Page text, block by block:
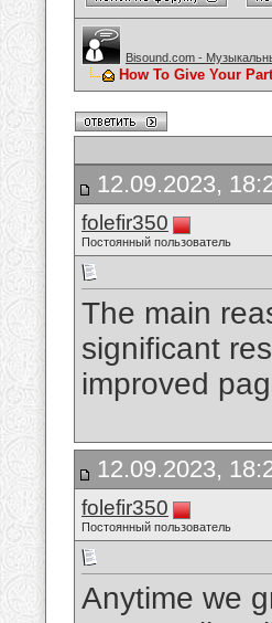
Bisound.com -
How To Give Your
12.09.2023,
folefir350
Постоянный пользователь
The main
significant
improved
12.09.2023,
folefir350
Постоянный пользователь
Anytime we